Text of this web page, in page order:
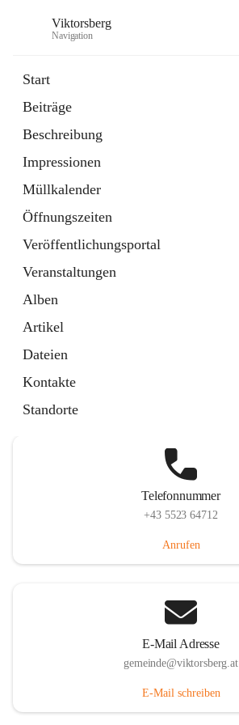
Viktorsberg
Navigation
Start
Beiträge
Beschreibung
Impressionen
Müllkalender
Öffnungszeiten
Veröffentlichungsportal
Veranstaltungen
Alben
Artikel
Dateien
Kontakte
Standorte
1 Schnellzugriff
Bürgerservice
10 Schnellzugriffe
Telefonnummer
+43 5523 64712
Anrufen
E-Mail Adresse
gemeinde@viktorsberg.at
E-Mail schreiben